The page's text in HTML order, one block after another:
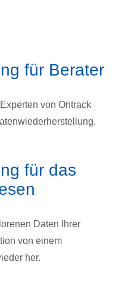
für Berater
von Ontrack
für das
Daten Ihrer
von einem
her.